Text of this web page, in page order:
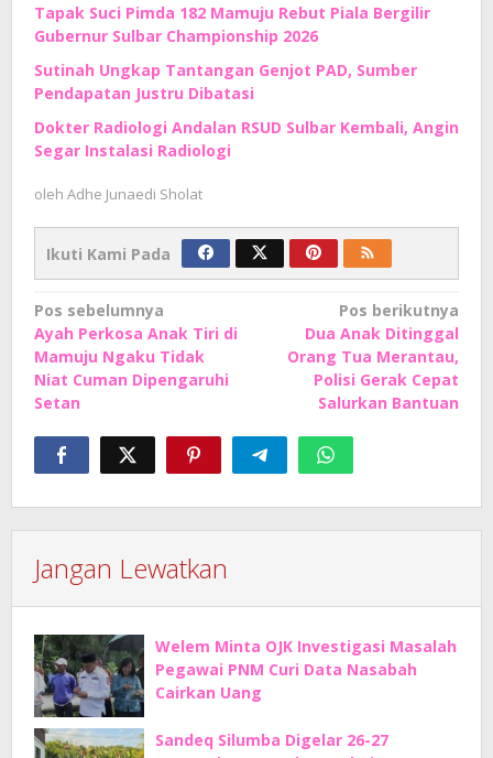
Tapak Suci Pimda 182 Mamuju Rebut Piala Bergilir
Gubernur Sulbar Championship 2026
Sutinah Ungkap Tantangan Genjot PAD, Sumber
Pendapatan Justru Dibatasi
Dokter Radiologi Andalan RSUD Sulbar Kembali, Angin
Segar Instalasi Radiologi
oleh Adhe Junaedi Sholat
Ikuti Kami Pada
Navigasi
pos
Pos sebelumnya
Ayah Perkosa Anak Tiri di
Mamuju Ngaku Tidak
Niat Cuman Dipengaruhi
Setan
Pos berikutnya
Dua Anak Ditinggal
Orang Tua Merantau,
Polisi Gerak Cepat
Salurkan Bantuan
Jangan Lewatkan
Welem Minta OJK Investigasi Masalah
Pegawai PNM Curi Data Nasabah
Cairkan Uang
Sandeq Silumba Digelar 26-27